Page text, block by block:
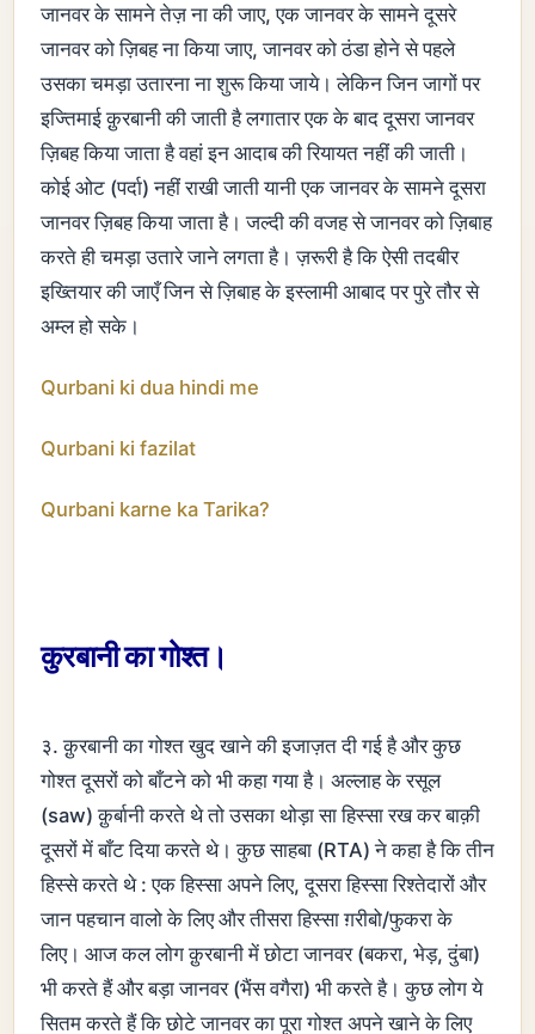
जानवर के सामने तेज़ ना की जाए, एक जानवर के सामने दूसरे
जानवर को ज़िबह ना किया जाए, जानवर को ठंडा होने से पहले
उसका चमड़ा उतारना ना शुरू किया जाये। लेकिन जिन जागों पर
इज्तिमाई क़ुरबानी की जाती है लगातार एक के बाद दूसरा जानवर
ज़िबह किया जाता है वहां इन आदाब की रियायत नहीं की जाती।
कोई ओट (पर्दा) नहीं राखी जाती यानी एक जानवर के सामने दूसरा
जानवर ज़िबह किया जाता है। जल्दी की वजह से जानवर को ज़िबाह
करते ही चमड़ा उतारे जाने लगता है। ज़रूरी है कि ऐसी तदबीर
इख्तियार की जाएँ जिन से ज़िबाह के इस्लामी आबाद पर पुरे तौर से
अम्ल हो सके।
Qurbani ki dua hindi me
Qurbani ki fazilat
Qurbani karne ka Tarika?
कुरबानी का गोश्त।
३. क़ुरबानी का गोश्त खुद खाने की इजाज़त दी गई है और कुछ
गोश्त दूसरों को बाँटने को भी कहा गया है। अल्लाह के रसूल
(saw) क़ुर्बानी करते थे तो उसका थोड़ा सा हिस्सा रख कर बाक़ी
दूसरों में बाँट दिया करते थे। कुछ साहबा (RTA) ने कहा है कि तीन
हिस्से करते थे : एक हिस्सा अपने लिए, दूसरा हिस्सा रिश्तेदारों और
जान पहचान वालो के लिए और तीसरा हिस्सा ग़रीबो/फुकरा के
लिए। आज कल लोग क़ुरबानी में छोटा जानवर (बकरा, भेड़, दुंबा)
भी करते हैं और बड़ा जानवर (भैंस वगैरा) भी करते है। कुछ लोग ये
सितम करते हैं कि छोटे जानवर का पूरा गोश्त अपने खाने के लिए